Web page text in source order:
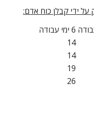
ידי קבלן כוח אדם:
6 ימי עבודה
14
14
19
26